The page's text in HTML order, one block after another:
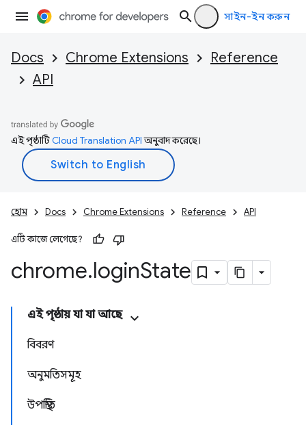
সাইন-ইন করুন
Docs Chrome Extensions
Reference
API
এই পৃষ্ঠাটিCloud Translation APIঅনুবাদ করেছে।
হোম Docs Chrome Extensions Reference API
এটি কাজে লেগেছে?
chrome.loginState
এই পৃষ্ঠায় যা যা আছে
বিবরণ
অনুমতিসমূহ
উপস্থিতি